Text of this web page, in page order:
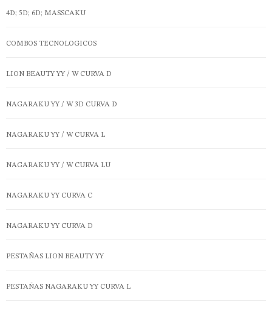
4D; 5D; 6D; MASSCAKU
COMBOS TECNOLOGICOS
LION BEAUTY YY / W CURVA D
NAGARAKU YY / W 3D CURVA D
NAGARAKU YY / W CURVA L
NAGARAKU YY / W CURVA LU
NAGARAKU YY CURVA C
NAGARAKU YY CURVA D
PESTAÑAS LION BEAUTY YY
PESTAÑAS NAGARAKU YY CURVA L